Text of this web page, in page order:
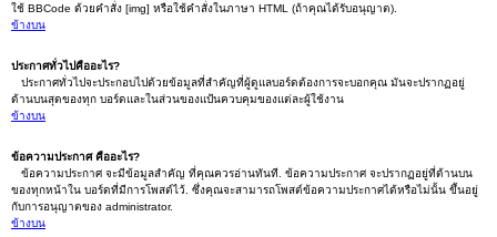
ใช้ BBCode ด้วยคำสั่ง [img] หรือใช้คำสั่งในภาษา HTML (ถ้าคุณได้รับอนุญาต).
ข้างบน
ประกาศทั่วไปคืออะไร?
ประกาศทั่วไปจะประกอบไปด้วยข้อมูลที่สำคัญที่ผู้ดูแลบอร์ดต้องการจะบอกคุณ มันจะปรากฏอยู่
ด้านบนสุดของทุก บอร์ดและในส่วนของแป้นควบคุมของแต่ละผู้ใช้งาน
ข้างบน
ข้อความประกาศ คืออะไร?
ข้อความประกาศ จะมีข้อมูลสำคัญ ที่คุณควรอ่านทันที. ข้อความประกาศ จะปรากฏอยู่ที่ด้านบน
ของทุกหน้าใน บอร์ดที่มีการโพสต์ไว้. ซึ่งคุณจะสามารถโพสต์ข้อความประกาศได้หรือไม่นั้น ขึ้นอยู่
กับการอนุญาตของ administrator.
ข้างบน